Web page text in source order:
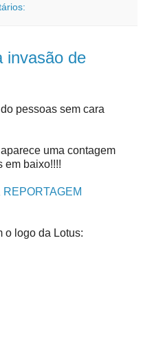
invasão de
pessoas sem cara
aparece uma contagem
em baixo!!!!
REPORTAGEM
o logo da Lotus: